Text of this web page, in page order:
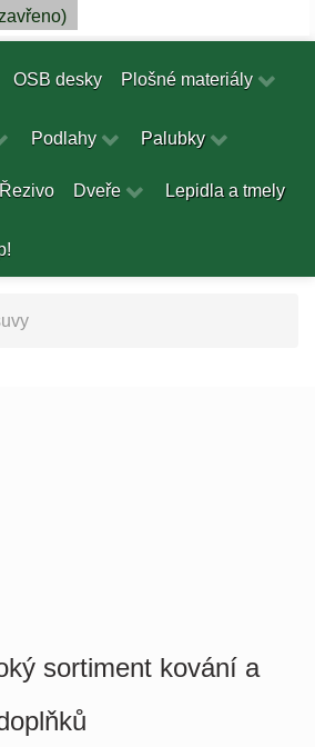
OSB desky Plošné materiály
Podlahy Palubky
Řezivo Dveře Lepidla a tmely
sortiment kování a